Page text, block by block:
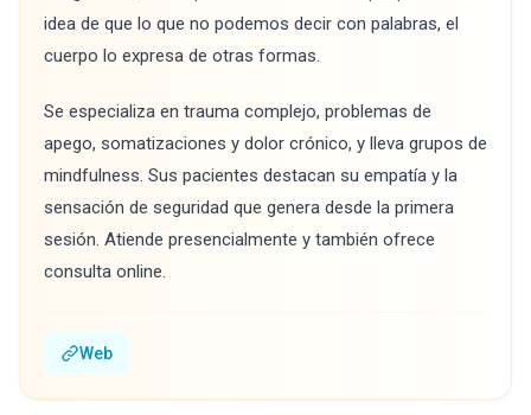
idea de que lo que no podemos decir con palabras, el
cuerpo lo expresa de otras formas.
Se especializa en trauma complejo, problemas de
apego, somatizaciones y dolor crónico, y lleva grupos de
mindfulness. Sus pacientes destacan su empatía y la
sensación de seguridad que genera desde la primera
sesión. Atiende presencialmente y también ofrece
consulta online.
Web